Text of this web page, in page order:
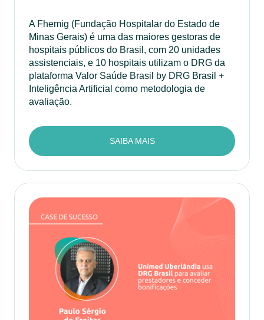
A Fhemig (Fundação Hospitalar do Estado de
Minas Gerais) é uma das maiores gestoras de
hospitais públicos do Brasil, com 20 unidades
assistenciais, e 10 hospitais utilizam o DRG da
plataforma Valor Saúde Brasil by DRG Brasil +
Inteligência Artificial como metodologia de
avaliação.
SAIBA MAIS